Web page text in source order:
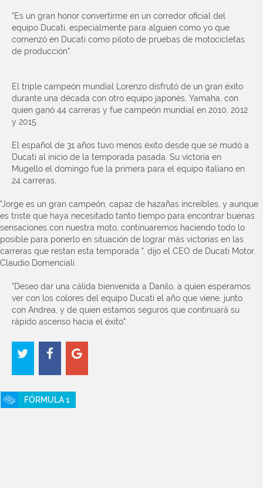
"Es un gran honor convertirme en un corredor oficial del
equipo Ducati, especialmente para alguien como yo que
comenzó en Ducati como piloto de pruebas de motocicletas
de producción".
El triple campeón mundial Lorenzo disfrutó de un gran éxito
durante una década con otro equipo japonés, Yamaha, con
quien ganó 44 carreras y fue campeón mundial en 2010, 2012
y 2015.
El español de 31 años tuvo menos éxito desde que se mudó a
Ducati al inicio de la temporada pasada. Su victoria en
Mugello el domingo fue la primera para el equipo italiano en
24 carreras.
"Jorge es un gran campeón, capaz de hazañas increíbles, y aunque
es triste que haya necesitado tanto tiempo para encontrar buenas
sensaciones con nuestra moto, continuaremos haciendo todo lo
posible para ponerlo en situación de lograr más victorias en las
carreras que restan esta temporada ", dijo el CEO de Ducati Motor,
Claudio Domenciali.
"Deseo dar una cálida bienvenida a Danilo, a quien esperamos
ver con los colores del equipo Ducati el año que viene, junto
con Andrea, y de quien estamos seguros que continuará su
rápido ascenso hacia el éxito".
FÓRMULA 1